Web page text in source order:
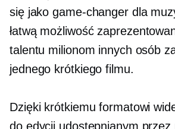
się jakogame-changerdla
łatwą możliwość
talentu milionom innych osób
jednego krótkiego filmu.
Dzięki krótkiemu formatowi
do edycji udostępnianym przez